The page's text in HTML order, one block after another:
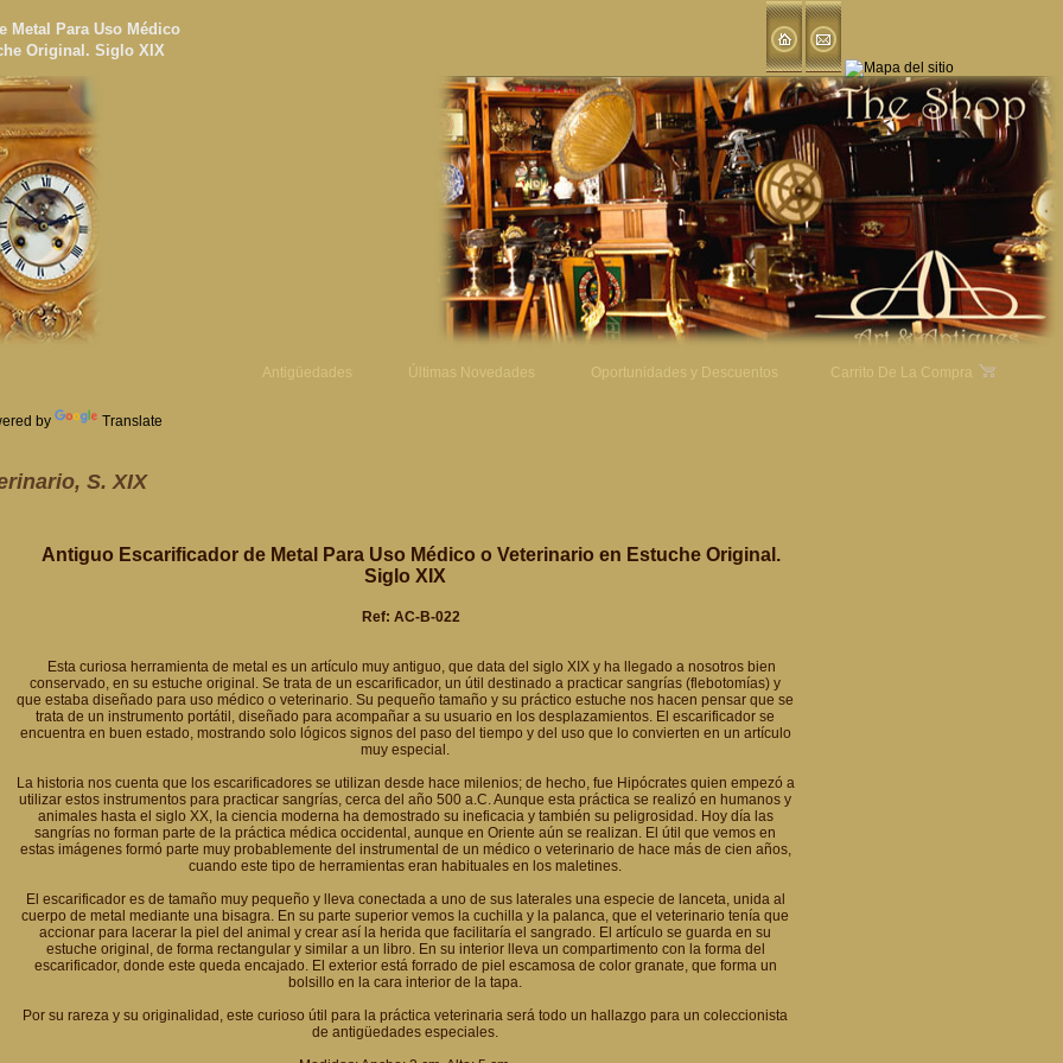
Metal Para Uso Médico
Original. Siglo XIX
by Translate
Antigüedades Últimas Novedades Oportunidades y Descuentos Carrito De La Compra
S. XIX
Antiguo Escarificador de Metal Para Uso Médico o Veterinario en Estuche Original.
Siglo XIX
Ref: AC-B-022
Esta curiosa herramienta de metal es un artículo muy antiguo, que data del siglo XIX y ha llegado a nosotros bien
conservado, en su estuche original. Se trata de un escarificador, un útil destinado a practicar sangrías (flebotomías) y
que estaba diseñado para uso médico o veterinario. Su pequeño tamaño y su práctico estuche nos hacen pensar que se
trata de un instrumento portátil, diseñado para acompañar a su usuario en los desplazamientos. El escarificador se
encuentra en buen estado, mostrando solo lógicos signos del paso del tiempo y del uso que lo convierten en un artículo
muy especial.
La historia nos cuenta que los escarificadores se utilizan desde hace milenios; de hecho, fue Hipócrates quien empezó a
utilizar estos instrumentos para practicar sangrías, cerca del año 500 a.C. Aunque esta práctica se realizó en humanos y
animales hasta el siglo XX, la ciencia moderna ha demostrado su ineficacia y también su peligrosidad. Hoy día las
sangrías no forman parte de la práctica médica occidental, aunque en Oriente aún se realizan. El útil que vemos en
estas imágenes formó parte muy probablemente del instrumental de un médico o veterinario de hace más de cien años,
cuando este tipo de herramientas eran habituales en los maletines.
El escarificador es de tamaño muy pequeño y lleva conectada a uno de sus laterales una especie de lanceta, unida al
cuerpo de metal mediante una bisagra. En su parte superior vemos la cuchilla y la palanca, que el veterinario tenía que
accionar para lacerar la piel del animal y crear así la herida que facilitaría el sangrado. El artículo se guarda en su
estuche original, de forma rectangular y similar a un libro. En su interior lleva un compartimento con la forma del
escarificador, donde este queda encajado. El exterior está forrado de piel escamosa de color granate, que forma un
bolsillo en la cara interior de la tapa.
Por su rareza y su originalidad, este curioso útil para la práctica veterinaria será todo un hallazgo para un coleccionista
de antigüedades especiales.